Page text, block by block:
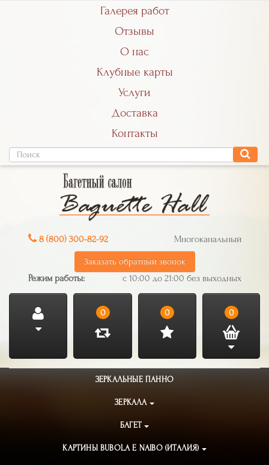
Галерея работ
Отзывы
О нас
Клубные карты
Услуги
Доставка
Контакты
8 (800) 300-82-92 Многоканальный
Заказать обратный звонок
Режим работы: с 10:00 до 21:00 без выходных
0 0 0
ЗЕРКАЛЬНЫЕ ПАННО
ЗЕРКАЛА
БАГЕТ
КАРТИНЫ BUBOLA E NAIBO (ИТАЛИЯ)